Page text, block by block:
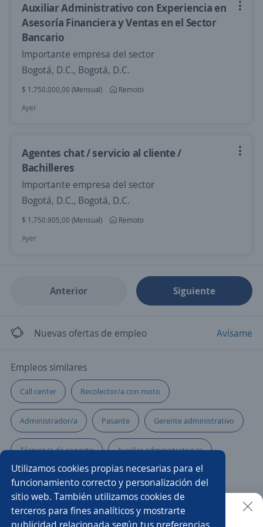
Utilizamos cookies propias necesarias para el
funcionamiento correcto y personalización del
sitio web. También utilizamos cookies de
terceros para fines analíticos y mostrarte
Auxiliar Administrativo con Experiencia en
Asesoría Financiera y Ventas en el Sector
Bancario
Importante empresa del sector
Bogotá, D.C., Bogotá, D.C.
$ 1.750.000,00 (Mensual)
Remoto
Ayer
Agentes chat / servicio al cliente /
Bachilleres
Importante empresa del sector
Bogotá, D.C., Bogotá, D.C.
$ 1.750.905,00 (Mensual)
Remoto
Ayer
Anterior Siguiente
Nuevas ofertas de empleo Avísame
Empleos similares
Call center Recolector/a con moto
Administrador/a Pasante Gerente administrativo
Técnico/a de soporte Auxiliar administrativo/a
Administrativo operaciones
Practicante ingenierías industrial Empacador/a